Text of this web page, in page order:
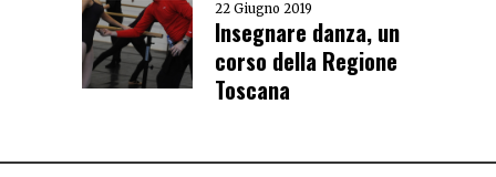
22 Giugno 2019
Insegnare danza, un
corso della Regione
Toscana